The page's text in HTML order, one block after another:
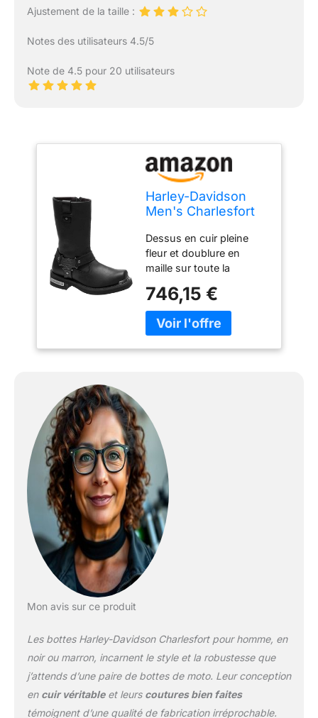
Ajustement de la taille :
Notes des utilisateurs 4.5/5
Note de 4.5 pour 20 utilisateurs
Harley-Davidson
Men's Charlesfort
Motorcycle Boots
D96149 D96150
Dessus en cuir pleine
fleur et doublure en
maille sur toute la
éclair YKK à l'intérieur
Semelles extérieures en
caoutchouc
746,15 €
Mon avis sur ce produit
Les bottes Harley-Davidson Charlesfort pour homme, en
noir ou marron, incarnent le style et la robustesse que
j’attends d’une paire de bottes de moto. Leur conception
en cuir véritableet leurs coutures bien faites
témoignent d’une qualité de fabrication irréprochable.